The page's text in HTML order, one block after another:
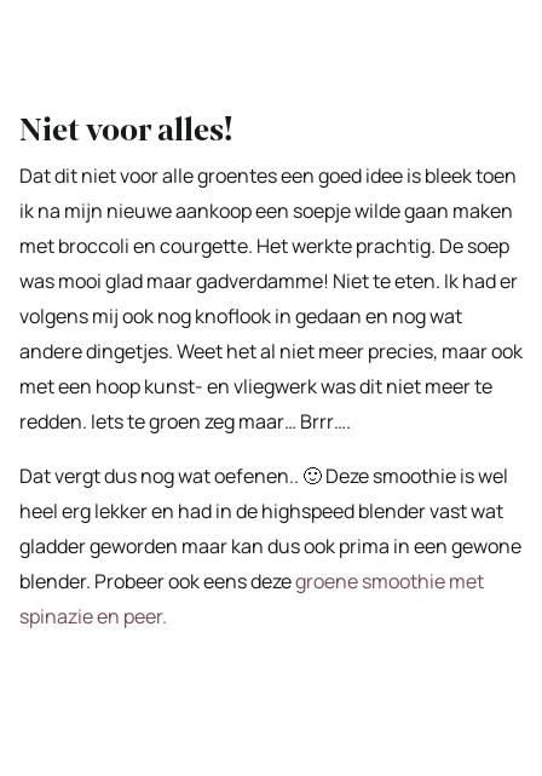
Niet voor alles!
Dat dit niet voor alle groentes een goed idee is bleek toen
ik na mijn nieuwe aankoop een soepje wilde gaan maken
met broccoli en courgette. Het werkte prachtig. De soep
was mooi glad maar gadverdamme! Niet te eten. Ik had er
volgens mij ook nog knoflook in gedaan en nog wat
andere dingetjes. Weet het al niet meer precies, maar ook
met een hoop kunst- en vliegwerk was dit niet meer te
redden. Iets te groen zeg maar… Brrr….
Dat vergt dus nog wat oefenen.. 🙂 Deze smoothie is wel
heel erg lekker en had in de highspeed blender vast wat
gladder geworden maar kan dus ook prima in een gewone
blender. Probeer ook eens dezegroene smoothie met
spinazie en peer.